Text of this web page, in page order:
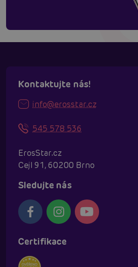
Kontaktujte nás!
info@erosstar.cz
545 578 536
ErosStar.cz
Cejl 91, 60200 Brno
Sledujte nás
Certifikace